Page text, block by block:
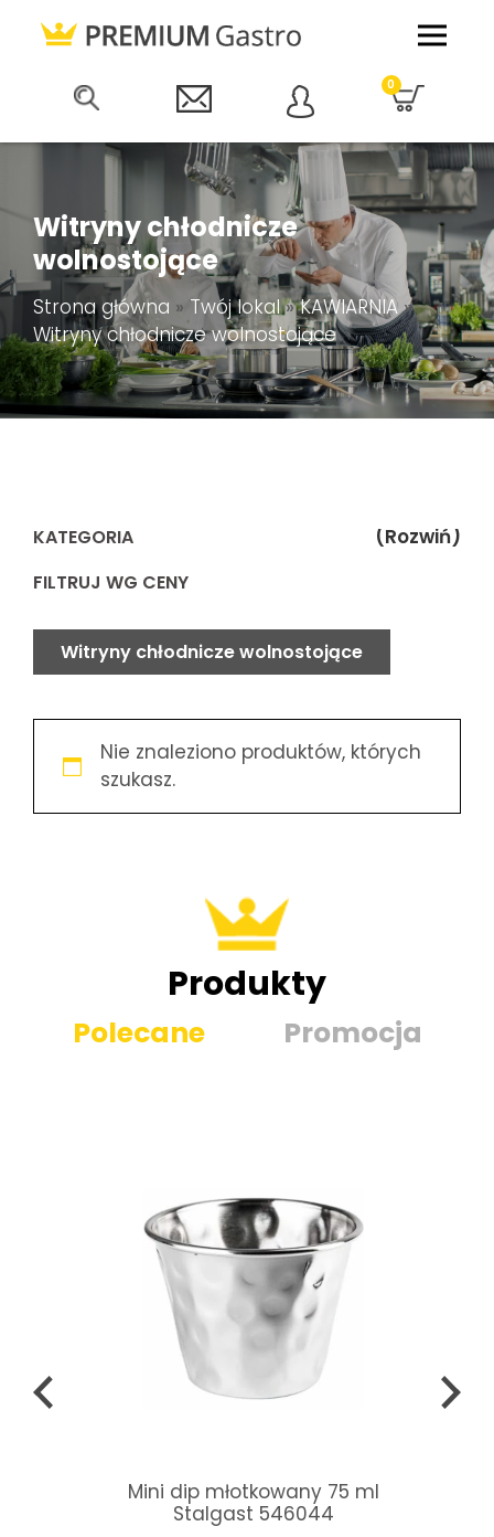
0
Witryny chłodnicze
wolnostojące
Strona główna » Twój lokal»KAWIARNIA»
Witryny chłodnicze wolnostojące
KATEGORIA (Rozwiń)
FILTRUJ WG CENY
Witryny chłodnicze wolnostojące
Nie znaleziono produktów, których
szukasz.
Produkty
Polecane Promocja
Mini dip młotkowany 75 ml
Stalgast 546044